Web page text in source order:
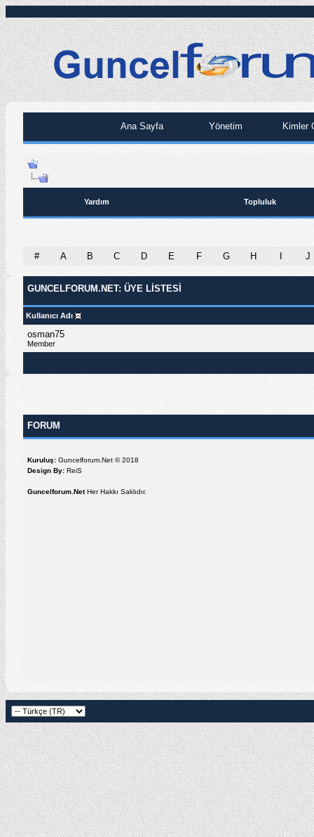
Ana Sayfa Yönetim Kimler
Yardım Topluluk
# A B C D E F G H I J
GUNCELFORUM.NET: ÜYE LISTESI
Kullanıcı Adı
osman75
Member
FORUM
Kuruluş: Guncelforum.Net © 2018
Design By: ReiS
Guncelforum.NetHer Hakkı Saklıdır.